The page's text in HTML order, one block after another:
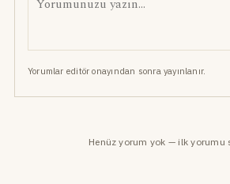
Yorumlar editör onayından sonra yayınlanır.
Henüz yorum yok — ilk yorumu